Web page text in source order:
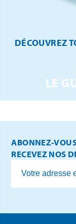
DÉCOUVREZ
LE
ABONNEZ-
RECEVEZ NOS